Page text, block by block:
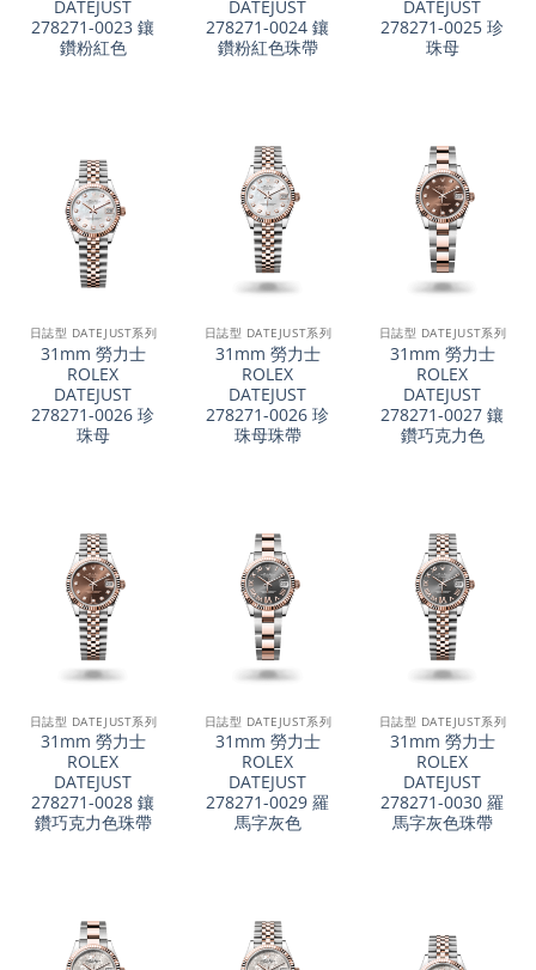
DATEJUST
278271-0023 鑲
鑽粉紅色
DATEJUST
278271-0024 鑲
鑽粉紅色珠帶
DATEJUST
278271-0025 珍
珠母
日誌型 DATEJUST系列
31mm 勞力士
ROLEX
DATEJUST
278271-0026 珍
珠母
日誌型 DATEJUST系列
31mm 勞力士
ROLEX
DATEJUST
278271-0026 珍
珠母珠帶
日誌型 DATEJUST系列
31mm 勞力士
ROLEX
DATEJUST
278271-0027 鑲
鑽巧克力色
日誌型 DATEJUST系列
31mm 勞力士
ROLEX
DATEJUST
278271-0028 鑲
鑽巧克力色珠帶
日誌型 DATEJUST系列
31mm 勞力士
ROLEX
DATEJUST
278271-0029 羅
馬字灰色
日誌型 DATEJUST系列
31mm 勞力士
ROLEX
DATEJUST
278271-0030 羅
馬字灰色珠帶